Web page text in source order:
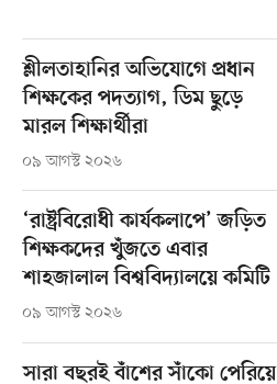
শ্লীলতাহানির অভিযোগে প্রধান
শিক্ষকের পদত্যাগ, ডিম ছুড়ে
মারল শিক্ষার্থীরা
০৯ আগস্ট ২০২৬
‘রাষ্ট্রবিরোধী কার্যকলাপে’ জড়িত
শিক্ষকদের খুঁজতে এবার
শাহজালাল বিশ্ববিদ্যালয়ে কমিটি
০৯ আগস্ট ২০২৬
সারা বছরই বাঁশের সাঁকো পেরিয়ে